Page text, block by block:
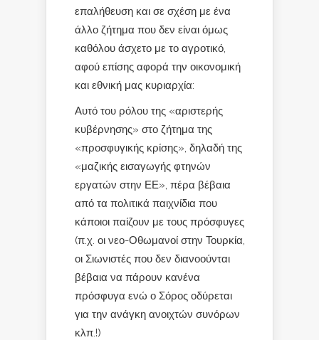
επαλήθευση και σε σχέση με ένα
άλλο ζήτημα που δεν είναι όμως
καθόλου άσχετο με το αγροτικό,
αφού επίσης αφορά την οικονομική
και εθνική μας κυριαρχία:
Αυτό του ρόλου της «αριστερής
κυβέρνησης» στο ζήτημα της
«προσφυγικής κρίσης», δηλαδή της
«μαζικής εισαγωγής φτηνών
εργατών στην ΕΕ», πέρα βέβαια
από τα πολιτικά παιχνίδια που
κάποιοι παίζουν με τους πρόσφυγες
(π.χ. οι νεο-Οθωμανοί στην Τουρκία,
οι Σιωνιστές που δεν διανοούνται
βέβαια να πάρουν κανένα
πρόσφυγα ενώ ο Σόρος οδύρεται
για την ανάγκη ανοιχτών συνόρων
κλπ.!)